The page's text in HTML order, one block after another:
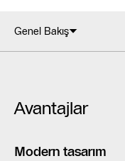
Genel Bakış
Avantajlar
Modern tasarım